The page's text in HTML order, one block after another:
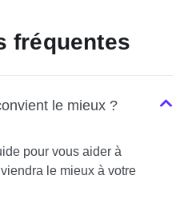
fréquentes
le mieux ?
pour vous aider à
le mieux à votre